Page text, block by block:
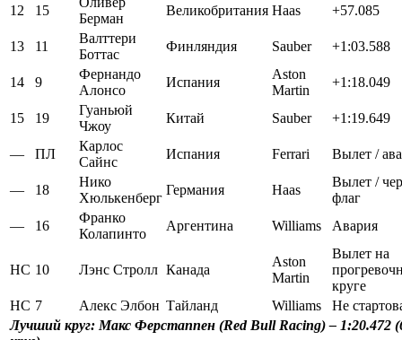
12 15
Берман
Великобритания Haas +57.085
13 11
Валттери
Боттас
Финляндия Sauber +1:03.588
14 9
Фернандо
Алонсо
Испания
Aston
Martin
+1:18.049
15 19
Гуаньюй
Чжоу
Китай Sauber +1:19.649
— ПЛ
Карлос
Сайнс
Испания Ferrari Вылет /
— 18
Нико
Хюлькенберг
Германия Haas
Вылет /
флаг
—
16
Франко
Колапинто
Аргентина Williams Авария
НС 10 Лэнс Стролл Канада
Aston
Martin
Вылет на
круге
НС 7 Алекс Элбон Тайланд Williams
Не
Лучший круг:Макс Ферстаппен (Red Bull Racing) – 1:20.472